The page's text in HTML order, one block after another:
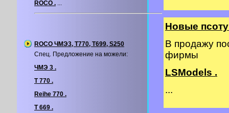
ROCO . ...
ROCO ЧМЭ3, T770, T699, S250
Спец. Предложение на можели:
ЧМЭ 3 .
T 770 .
Reihe 770 .
T 669 .
Новые
В продажу
фирмы
LSModels .
...